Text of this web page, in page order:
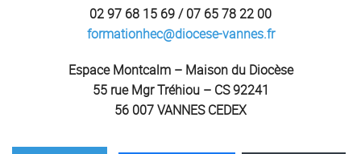
02 97 68 15 69 / 07 65 78 22 00
formationhec@diocese-vannes.fr
Espace Montcalm – Maison du Diocèse
55 rue Mgr Tréhiou – CS 92241
56 007 VANNES CEDEX